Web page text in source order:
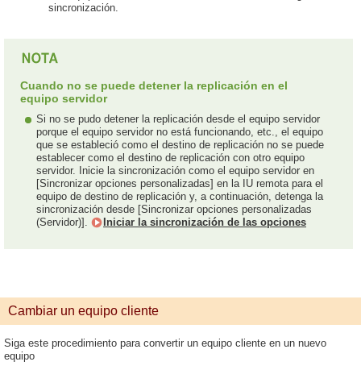
sincronización.
Cuando no se puede detener la replicación en el
equipo servidor
Si no se pudo detener la replicación desde el equipo servidor
porque el equipo servidor no está funcionando, etc., el equipo
que se estableció como el destino de replicación no se puede
establecer como el destino de replicación con otro equipo
servidor. Inicie la sincronización como el equipo servidor en
[Sincronizar opciones personalizadas] en la IU remota para el
equipo de destino de replicación y, a continuación, detenga la
sincronización desde [Sincronizar opciones personalizadas
(Servidor)].
Iniciar la sincronización de las opciones
Cambiar un equipo cliente
Siga este procedimiento para convertir un equipo cliente en un nuevo
equipo